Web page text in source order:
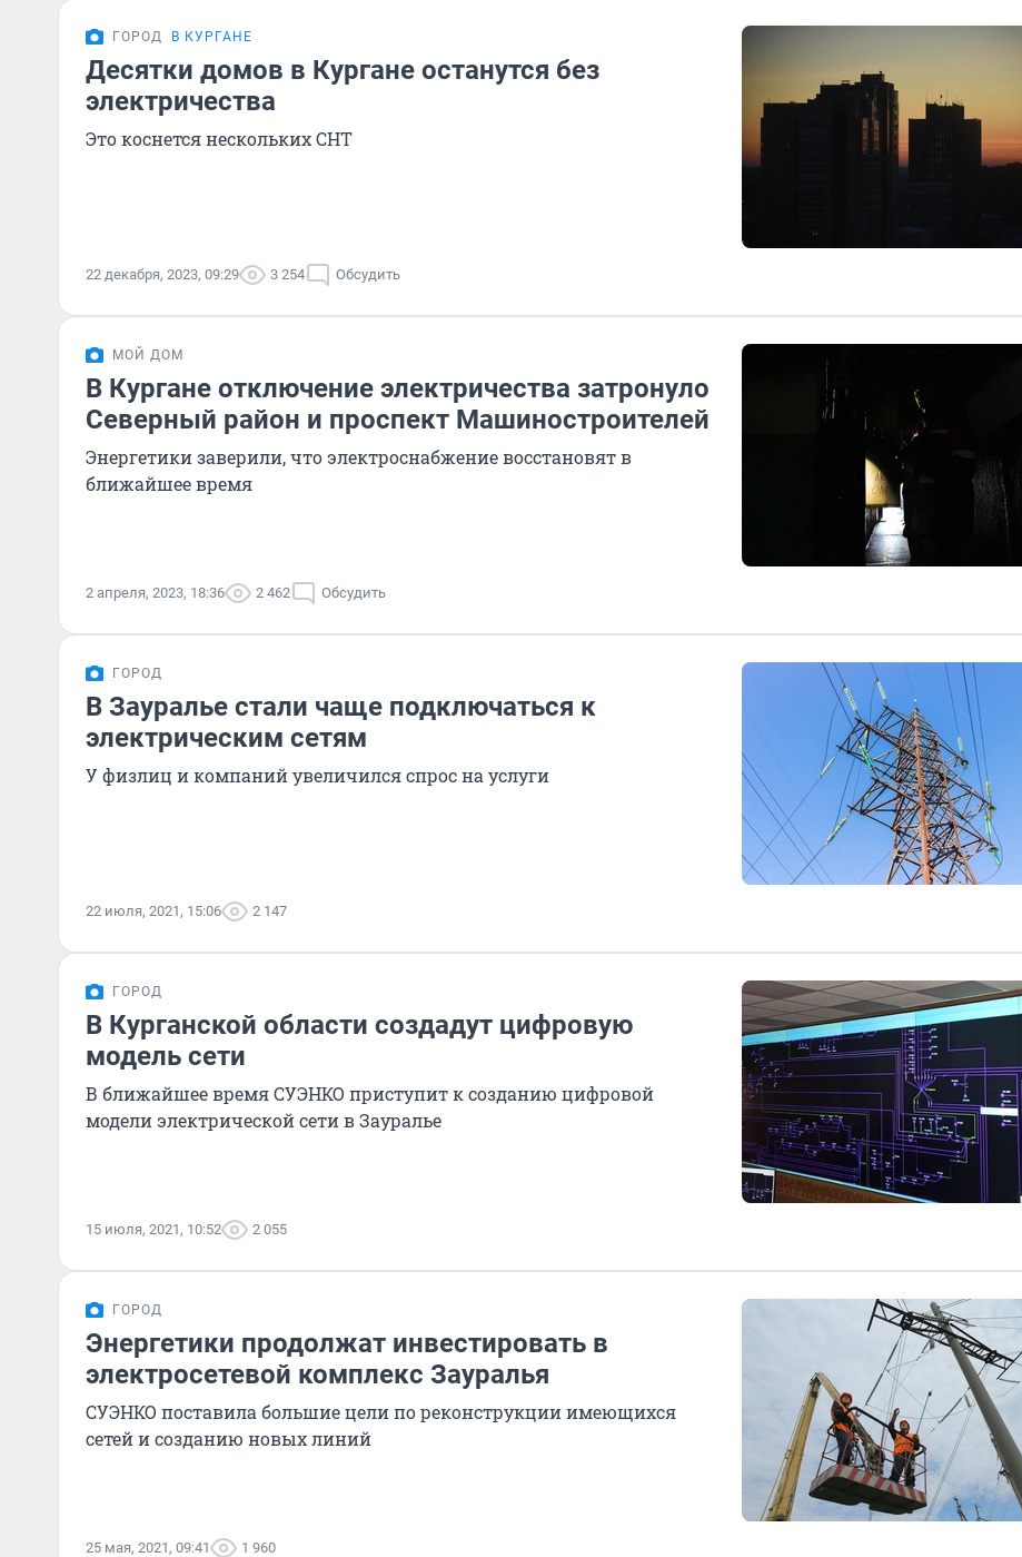
ГОРОД В КУРГАНЕ
Десятки домов в Кургане останутся без
электричества
Это коснется нескольких СНТ
22 декабря, 2023, 09:29 3 254 Обсудить
МОЙ ДОМ
В Кургане отключение электричества затронуло
Северный район и проспект Машиностроителей
Энергетики заверили, что электроснабжение восстановят в
ближайшее время
2 апреля, 2023, 18:36 2 462 Обсудить
ГОРОД
В Зауралье стали чаще подключаться к
электрическим сетям
У физлиц и компаний увеличился спрос на услуги
22 июля, 2021, 15:06 2 147
ГОРОД
В Курганской области создадут цифровую
модель сети
В ближайшее время СУЭНКО приступит к созданию цифровой
модели электрической сети в Зауралье
15 июля, 2021, 10:52 2 055
ГОРОД
Энергетики продолжат инвестировать в
электросетевой комплекс Зауралья
СУЭНКО поставила большие цели по реконструкции имеющихся
сетей и созданию новых линий
25 мая, 2021, 09:41 1 960